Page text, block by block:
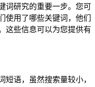
词研究的重要一步。您可
使用了哪些关键词，他们
这些信息可以为您提供有
短语，虽然搜索量较小，